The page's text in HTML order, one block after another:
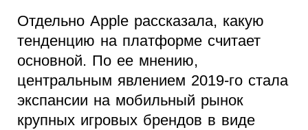
Отдельно Apple рассказала, какую
тенденцию на платформе считает
основной. По ее мнению,
центральным явлением 2019-го стала
экспансии на мобильный рынок
крупных игровых брендов в виде